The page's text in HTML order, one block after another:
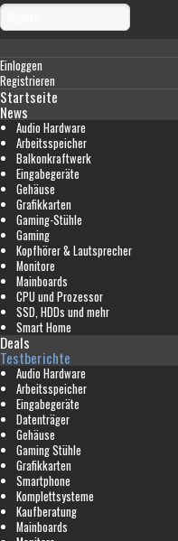
Einloggen
Registrieren
Startseite
News
Audio Hardware
Arbeitsspeicher
Balkonkraftwerk
Eingabegeräte
Gehäuse
Grafikkarten
Gaming-Stühle
Gaming
Kopfhörer & Lautsprecher
Monitore
Mainboards
CPU und Prozessor
SSD, HDDs und mehr
Smart Home
Deals
Testberichte
Audio Hardware
Arbeitsspeicher
Eingabegeräte
Datenträger
Gehäuse
Gaming Stühle
Grafikkarten
Smartphone
Komplettsysteme
Kaufberatung
Mainboards